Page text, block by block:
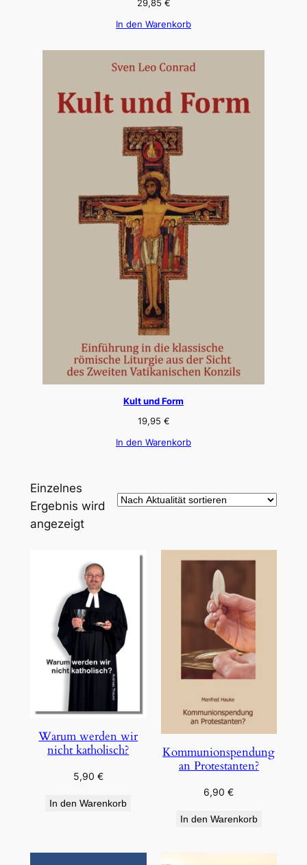
29,85 €
In den Warenkorb
Kult und Form
19,95 €
In den Warenkorb
Einzelnes
Ergebnis wird
angezeigt
Warum werden wir
nicht katholisch?
5,90 €
In den Warenkorb
Kommunionspendung
an Protestanten?
6,90€
In den Warenkorb